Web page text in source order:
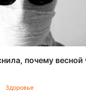
почему весной
Здоровье